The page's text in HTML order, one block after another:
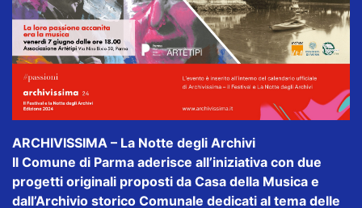
ARCHIVISSIMA – La Notte degli Archivi
Il Comune di Parma aderisce all’iniziativa con due
progetti originali proposti da Casa della Musica e
dall’Archivio storico Comunale dedicati al tema delle